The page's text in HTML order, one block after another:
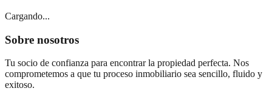
Cargando...
Sobre nosotros
Tu socio de confianza para encontrar la propiedad perfecta. Nos
comprometemos a que tu proceso inmobiliario sea sencillo, fluido y
exitoso.